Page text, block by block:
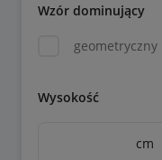
Wzór dominujący
geometryczny
Wysokość
cm